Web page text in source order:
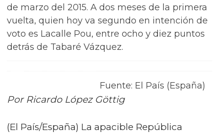
de marzo del 2015. A dos meses de la primera
vuelta, quien hoy va segundo en intención de
voto es Lacalle Pou, entre ocho y diez puntos
detrás de Tabaré Vázquez.
Fuente: El País (España)
Por Ricardo López Göttig
(El País/España) La apacible República